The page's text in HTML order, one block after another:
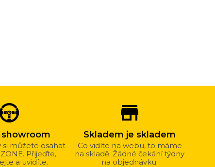
si můžete osahat
Přijeďte,
a uvidíte.
store_mall_directory
Skladem je skladem
Co vidíte na webu, to máme
na skladě. Žádné čekání týdny
na objednávku.